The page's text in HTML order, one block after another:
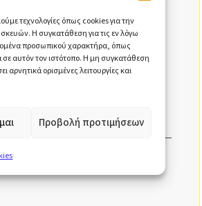
τεχνολογίες όπως cookies για την
Η συγκατάθεση για τις εν λόγω
προσωπικού χαρακτήρα, όπως
αυτόν τον ιστότοπο. Η μη συγκατάθεση
ορισμένες λειτουργίες και
Προβολή προτιμήσεων
& digital marketing
ειδικό που καθοδηγεί αυτόν